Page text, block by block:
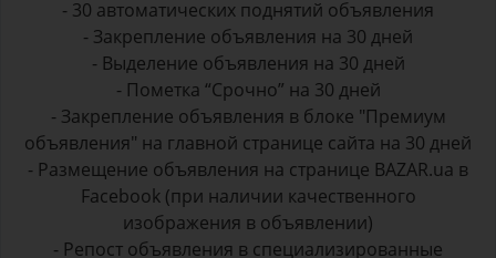
- 30 автоматических поднятий объявления
- Закрепление объявления на 30 дней
- Выделение объявления на 30 дней
- Пометка “Срочно” на 30 дней
- Закрепление объявления в блоке "Премиум
объявления" на главной странице сайта на 30 дней
- Размещение объявления на странице BAZAR.ua в
Facebook (при наличии качественного
изображения в объявлении)
- Репост объявления в специализированные